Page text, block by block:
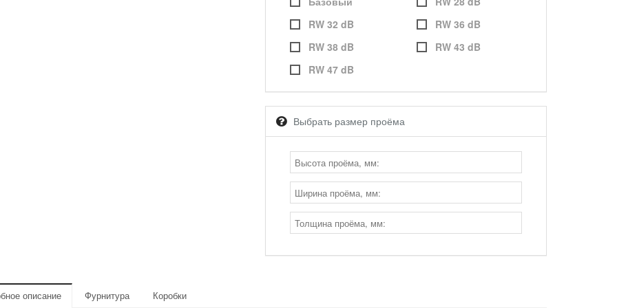
RW 32 dB
RW 36 dB
RW 38 dB
RW 43 dB
RW 47 dB
Выбрать размер проёма
описание Фурнитура
Коробки